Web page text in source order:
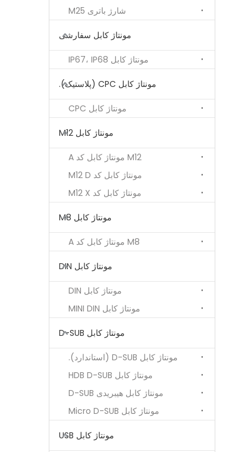
شارژ باتری M25
مونتاژ کابل سفارشی
مونتاژ کابل IP67، IP68
مونتاژ کابل CPC (پلاستیک).
مونتاژ کابل CPC
مونتاژ کابل M12
M12 مونتاژ کابل کد A
مونتاژ کابل کد M12 D
مونتاژ کابل کد M12 X
مونتاژ کابل M8
M8 مونتاژ کابل کد A
مونتاژ کابل DIN
مونتاژ کابل DIN
مونتاژ کابل MINI DIN
مونتاژ کابل D-SUB
مونتاژ کابل D-SUB (استاندارد).
مونتاژ کابل HDB D-SUB
مونتاژ کابل هیبریدی D-SUB
مونتاژ کابل Micro D-SUB
مونتاژ کابل USB